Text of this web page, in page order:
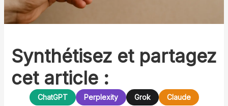
Synthétisez et partagez
cet article :
ChatGPT Perplexity Grok Claude